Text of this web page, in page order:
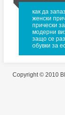
как да
женски
прически
модерни
защо се
обувки за
Copyright © 2010